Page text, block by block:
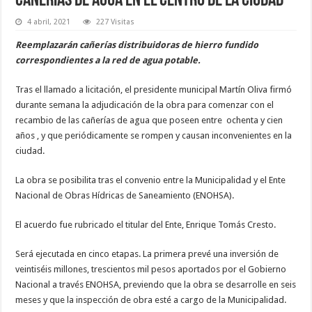
4 abril, 2021 227 Visitas
Reemplazarán cañerías distribuidoras de hierro fundido
correspondientes a la red de agua potable.
Tras el llamado a licitación, el presidente municipal Martín Oliva firmó
durante semana la adjudicación de la obra para comenzar con el
recambio de las cañerías de agua que poseen entre ochenta y cien
años , y que periódicamente se rompen y causan inconvenientes en la
ciudad.
La obra se posibilita tras el convenio entre la Municipalidad y el Ente
Nacional de Obras Hídricas de Saneamiento (ENOHSA).
El acuerdo fue rubricado el titular del Ente, Enrique Tomás Cresto.
Será ejecutada en cinco etapas. La primera prevé una inversión de
veintiséis millones, trescientos mil pesos aportados por el Gobierno
Nacional a través ENOHSA, previendo que la obra se desarrolle en seis
meses y que la inspección de obra esté a cargo de la Municipalidad.